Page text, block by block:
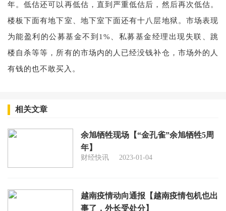
年。低估还可以再低估，直到严重低估后，然后再次低估。
楼板下面有地下室、地下室下面还有十八层地狱。市场表现
为能盈利的公募基金不到1%、私募基金经理出现失联、跳
楼自杀等等，所有的市场内的人已经没钱补仓，市场外的人
有钱的也不敢买入。
相关文章
余旭牺牲现场【“金孔雀”余旭牺牲5周
年】
财经快讯 2023-01-04
越南疫情动向通报【越南疫情包机也出
事了，外长受处分】